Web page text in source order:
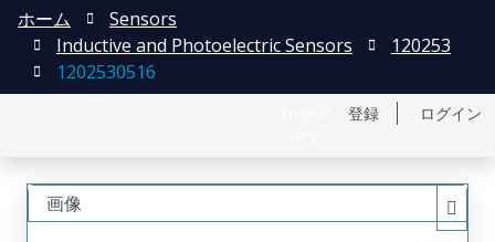
登録 ログイン
ホーム
Sensors
Inductive and Photoelectric Sensors
120253
1202530516
画像